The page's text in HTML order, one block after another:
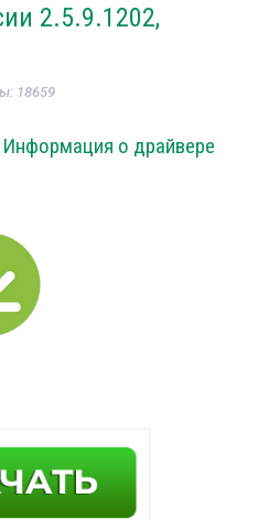
2.5.9.1202,
18659
Информация о драйвере